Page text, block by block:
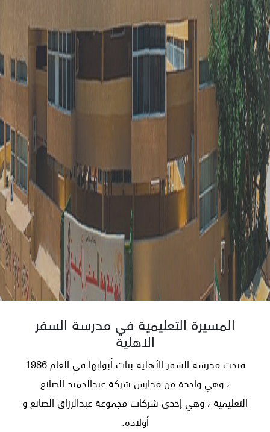
المسيرة التعليمية في مدرسة السفر
الاهلية
فتحت مدرسة السفر الأهلية بنات أبوابها في العام 1986
، وهي واحدة من مدارس شركة عبدالحميد الصانع
التعليمية ، وهي إحدى شركات مجموعة عبدالرزاق الصانع و
أولاده.